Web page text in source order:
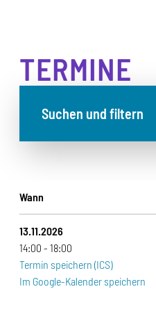
TERMINE
Suchen und filtern
Wann
13.11.2026
14:00
18:00
Termin speichern (ICS)
Im Google-Kalender speichern